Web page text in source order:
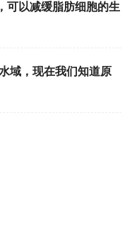
可以减缓脂肪细胞的生
域，现在我们知道原